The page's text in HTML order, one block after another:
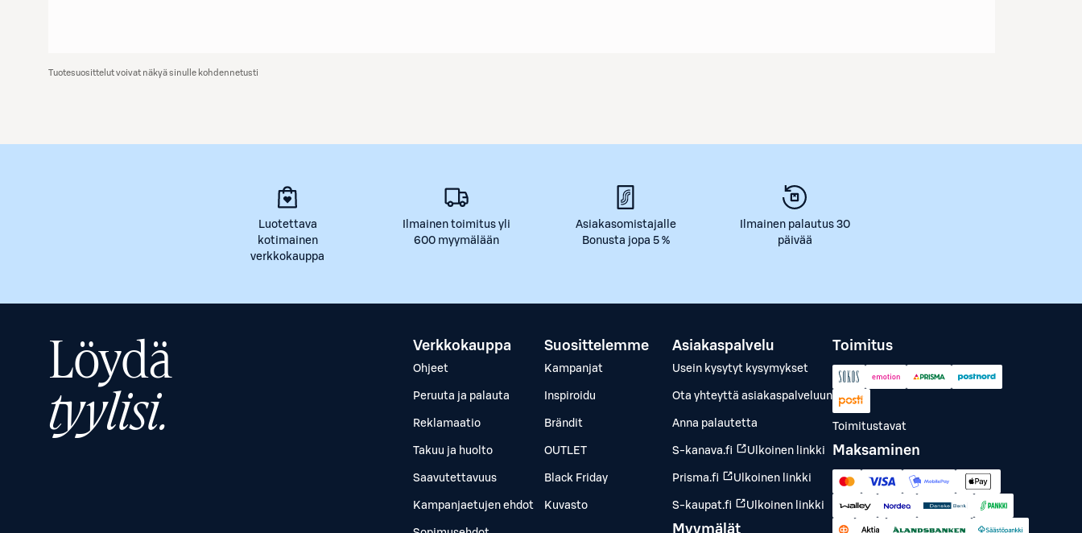
Tuotesuosittelut voivat näkyä sinulle kohdennetusti
Luotettava
kotimainen
verkkokauppa
Ilmainen toimitus yli
600 myymälään
Asiakasomistajalle
Bonusta jopa 5 %
Ilmainen palautus 30
päivää
Löydä
tyylisi.
Verkkokauppa
Ohjeet
Peruuta ja palauta
Reklamaatio
Takuu ja huolto
Saavutettavuus
Kampanjaetujen ehdot
Suosittelemme
Kampanjat
Inspiroidu
Brändit
OUTLET
Black Friday
Kuvasto
Asiakaspalvelu
Usein kysytyt kysymykset
Ota yhteyttä asiakaspalveluun
Anna palautetta
S-kanava.fi Ulkoinen linkki
Prisma.fi Ulkoinen linkki
S-kaupat.fi Ulkoinen linkki
Myymälät
Toimitus
Toimitustavat
Maksaminen